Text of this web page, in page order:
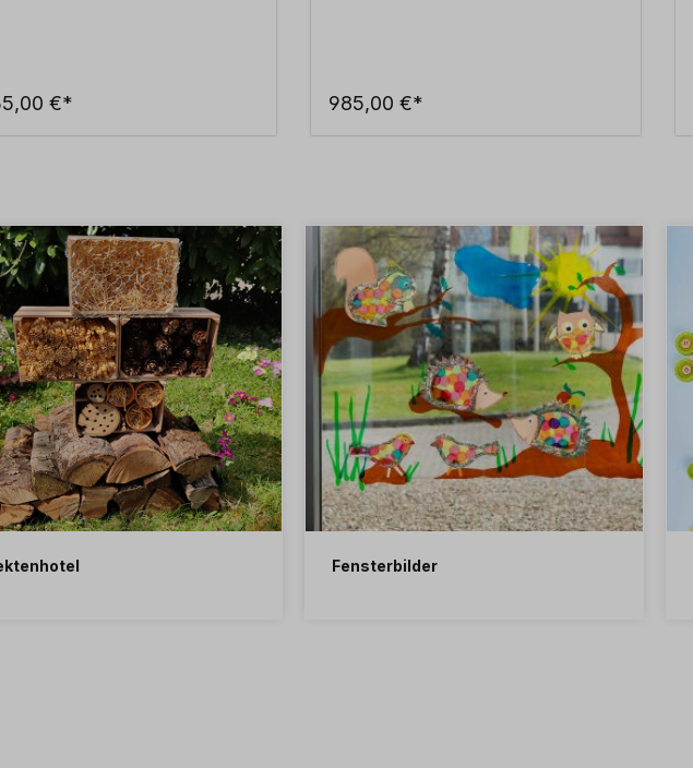
€* 985,00 €*
Fensterbilder